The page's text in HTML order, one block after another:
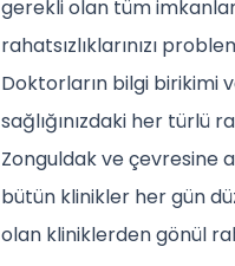
gerekli olan tüm
rahatsızlıklarınızı
Doktorların bilgi birikimi
sağlığınızdaki her türlü
Zonguldak ve çevresine
bütün klinikler her gün
olan kliniklerden gönül